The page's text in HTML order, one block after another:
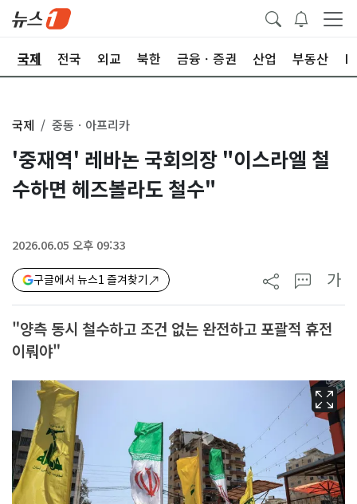
국제 전국 외교 북한 금융ㆍ증권 산업 부동산
국제 중동ㆍ아프리카
'중재역' 레바논 국회의장 "이스라엘 철
수하면 헤즈볼라도 철수"
2026.06.05 오후 09:33
구글에서 뉴스1 즐겨찾기 가
"양측 동시 철수하고 조건 없는 완전하고 포괄적 휴전
이뤄야"